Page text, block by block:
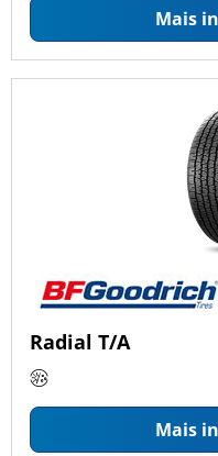
Mais
Radial T/A
Mais